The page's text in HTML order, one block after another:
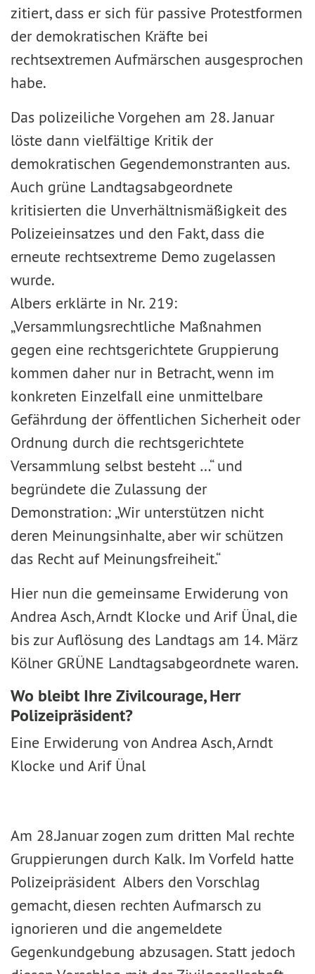
zitiert, dass er sich für passive Protestformen
der demokratischen Kräfte bei
rechtsextremen Aufmärschen ausgesprochen
habe.
Das polizeiliche Vorgehen am 28. Januar
löste dann vielfältige Kritik der
demokratischen Gegendemonstranten aus.
Auch grüne Landtagsabgeordnete
kritisierten die Unverhältnismäßigkeit des
Polizeieinsatzes und den Fakt, dass die
erneute rechtsextreme Demo zugelassen
wurde.
Albers erklärte in Nr. 219:
„Versammlungsrechtliche Maßnahmen
gegen eine rechtsgerichtete Gruppierung
kommen daher nur in Betracht, wenn im
konkreten Einzelfall eine unmittelbare
Gefährdung der öffentlichen Sicherheit oder
Ordnung durch die rechtsgerichtete
Versammlung selbst besteht …“ und
begründete die Zulassung der
Demonstration: „Wir unterstützen nicht
deren Meinungsinhalte, aber wir schützen
das Recht auf Meinungsfreiheit.“
Hier nun die gemeinsame Erwiderung von
Andrea Asch, Arndt Klocke und Arif Ünal, die
bis zur Auflösung des Landtags am 14. März
Kölner GRÜNE Landtagsabgeordnete waren.
Wo bleibt Ihre Zivilcourage, Herr
Polizeipräsident?
Eine Erwiderung von Andrea Asch, Arndt
Klocke und Arif Ünal
Am 28.Januar zogen zum dritten Mal rechte
Gruppierungen durch Kalk. Im Vorfeld hatte
Polizeipräsident Albers den Vorschlag
gemacht, diesen rechten Aufmarsch zu
ignorieren und die angemeldete
Gegenkundgebung abzusagen. Statt jedoch